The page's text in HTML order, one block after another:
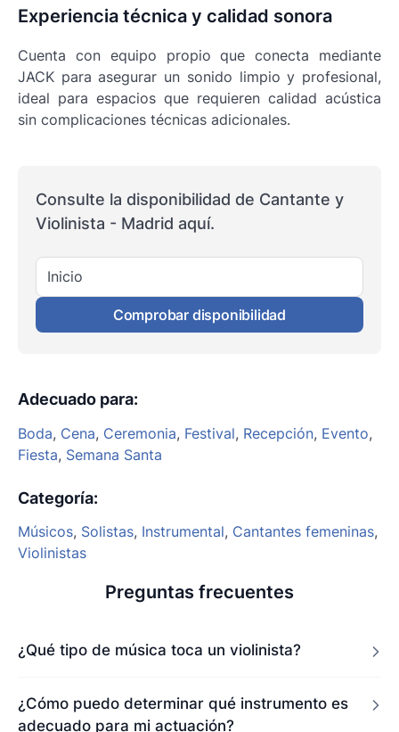
Experiencia técnica y calidad sonora
Cuenta con equipo propio que conecta mediante
JACK para asegurar un sonido limpio y profesional,
ideal para espacios que requieren calidad acústica
sin complicaciones técnicas adicionales.
Consulte la disponibilidad de Cantante y
Violinista - Madrid aquí.
Inicio
Comprobar disponibilidad
Adecuado para:
Boda, Cena, Ceremonia, Festival, Recepción, Evento,
Fiesta, Semana Santa
Categoría:
Músicos, Solistas, Instrumental, Cantantes femeninas,
Violinistas
Preguntas frecuentes
¿Qué tipo de música toca un violinista?
¿Cómo puedo determinar qué instrumento es
adecuado para mi actuación?